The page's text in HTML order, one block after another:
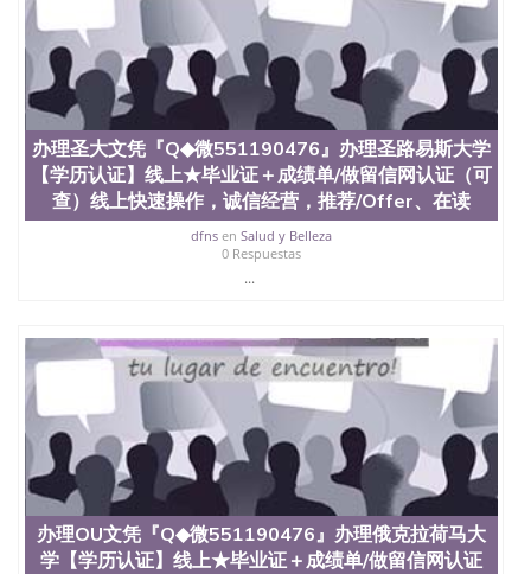
办理圣大文凭『Q◆微551190476』办理圣路易斯大学
【学历认证】线上★毕业证＋成绩单/做留信网认证（可
查）线上快速操作，诚信经营，推荐/Offer、在读
dfnsen Salud y Belleza
0 Respuestas
...
办理OU文凭『Q◆微551190476』办理俄克拉荷马大
学【学历认证】线上★毕业证＋成绩单/做留信网认证